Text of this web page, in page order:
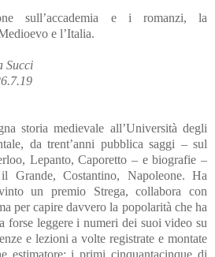
sull’accademia e i romanzi, la
e l’Italia.
Succi
storia medievale all’Università degli
da trent’anni pubblica saggi – sul
Lepanto, Caporetto – e biografie –
Grande, Costantino, Napoleone. Ha
un premio Strega, collabora con
per capire davvero la popolarità che ha
forse leggere i numeri dei suoi video su
e lezioni a volte registrate e montate
estimatore: i primi cinquantacinque di